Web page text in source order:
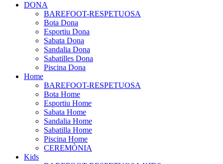
DONA
BAREFOOT-RESPETUOSA
Bota Dona
Esportiu Dona
Sabata Dona
Sandalia Dona
Sabatilles Dona
Piscina Dona
Home
BAREFOOT-RESPETUOSA
Bota Home
Esportiu Home
Sabata Home
Sandalia Home
Sabatilla Home
Piscina Home
CEREMÒNIA
Kids